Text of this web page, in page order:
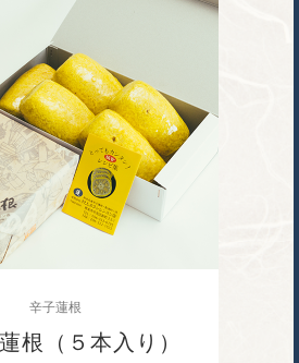
辛子蓮根
根（５本入り）